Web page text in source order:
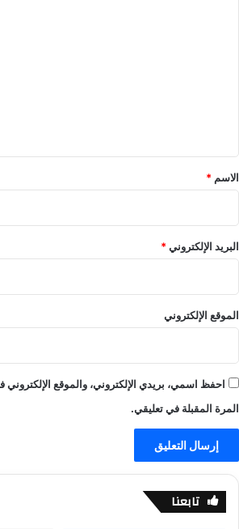
*
الاسم *
البريد الإلكتروني*
الموقع الإلكتروني
احفظ اسمي، بريدي الإلكتروني، والموقع
المرة المقبلة في تعليقي.
تابعنا